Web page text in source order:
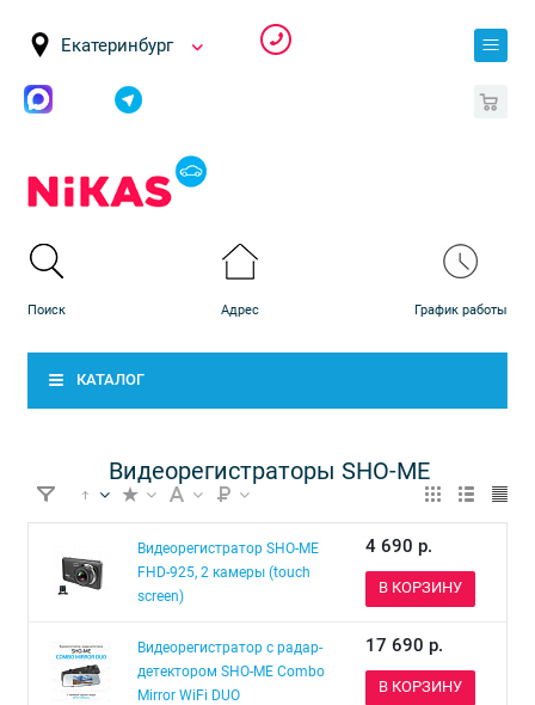
Екатеринбург
КАТАЛОГ
Видеорегистраторы SHO-ME
Видеорегистратор SHO-ME
FHD-925, 2 камеры (touch
screen)
4 690 р.
В КОРЗИНУ
Видеорегистратор с радар-
детектором SHO-ME Combo
Mirror WiFi DUO
17 690 р.
В КОРЗИНУ